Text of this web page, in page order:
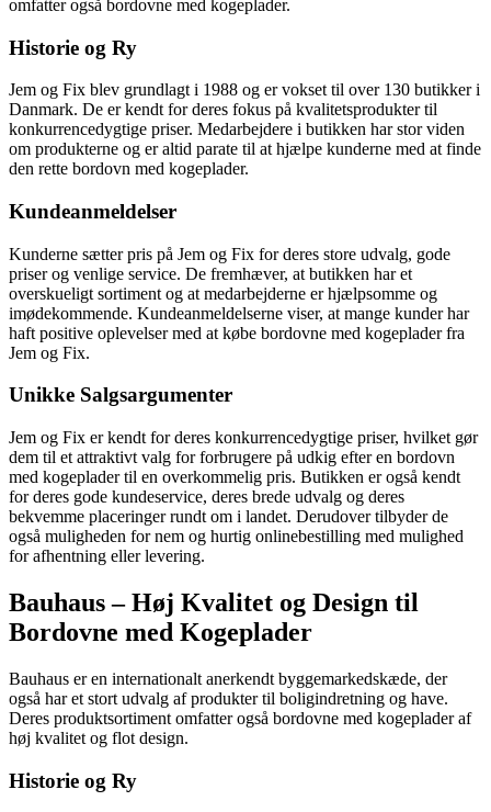
omfatter også bordovne med kogeplader.
Historie og Ry
Jem og Fix blev grundlagt i 1988 og er vokset til over 130 butikker i
Danmark. De er kendt for deres fokus på kvalitetsprodukter til
konkurrencedygtige priser. Medarbejdere i butikken har stor viden
om produkterne og er altid parate til at hjælpe kunderne med at finde
den rette bordovn med kogeplader.
Kundeanmeldelser
Kunderne sætter pris på Jem og Fix for deres store udvalg, gode
priser og venlige service. De fremhæver, at butikken har et
overskueligt sortiment og at medarbejderne er hjælpsomme og
imødekommende. Kundeanmeldelserne viser, at mange kunder har
haft positive oplevelser med at købe bordovne med kogeplader fra
Jem og Fix.
Unikke Salgsargumenter
Jem og Fix er kendt for deres konkurrencedygtige priser, hvilket gør
dem til et attraktivt valg for forbrugere på udkig efter en bordovn
med kogeplader til en overkommelig pris. Butikken er også kendt
for deres gode kundeservice, deres brede udvalg og deres
bekvemme placeringer rundt om i landet. Derudover tilbyder de
også muligheden for nem og hurtig onlinebestilling med mulighed
for afhentning eller levering.
Bauhaus – Høj Kvalitet og Design til
Bordovne med Kogeplader
Bauhaus er en internationalt anerkendt byggemarkedskæde, der
også har et stort udvalg af produkter til boligindretning og have.
Deres produktsortiment omfatter også bordovne med kogeplader af
høj kvalitet og flot design.
Historie og Ry